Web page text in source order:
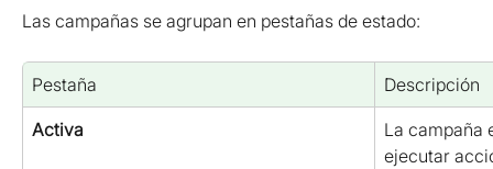
Las campañas se agrupan en pestañas de estado:
Pestaña Descripción
Activa
La campaña
ejecutar